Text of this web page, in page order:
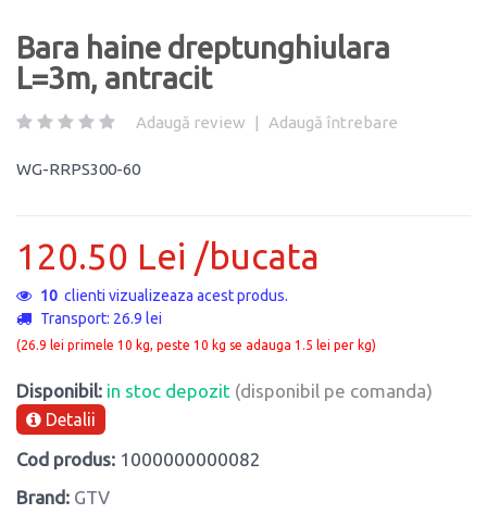
Bara haine dreptunghiulara
L=3m, antracit
Adaugă review | Adaugă întrebare
WG-RRPS300-60
120.50 Lei /bucata
10 clienti vizualizeaza acest produs.
Transport: 26.9 lei
(26.9 lei primele 10 kg, peste 10 kg se adauga 1.5 lei per kg)
Disponibil: in stoc depozit (disponibil pe comanda)
Detalii
Cod produs: 1000000000082
Brand: GTV